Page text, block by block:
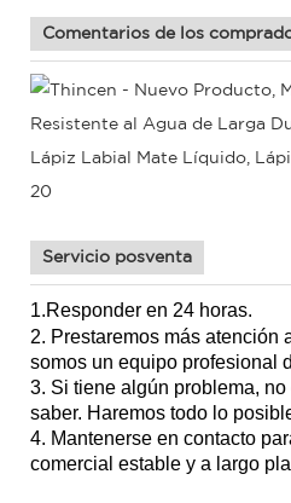
Comentarios de los
Servicio posventa
1.Responder en 24 horas.
2. Prestaremos más atención
somos un equipo profesional
3. Si tiene algún problema,
saber. Haremos todo lo
4. Mantenerse en contacto
comercial estable y a largo